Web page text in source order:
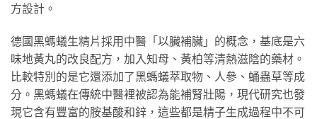
方設計。
德國黑螞蟻生精片採用中醫「以臟補臟」的概念，基底是六
味地黃丸的改良配方，加入知母、黃柏等清熱滋陰的藥材。
比較特別的是它還添加了黑螞蟻萃取物、人參、蛹蟲草等成
分。黑螞蟻在傳統中醫裡被認為能補腎壯陽，現代研究也發
現它含有豐富的胺基酸和鋅，這些都是精子生成過程中不可